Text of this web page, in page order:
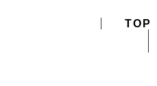
TOP